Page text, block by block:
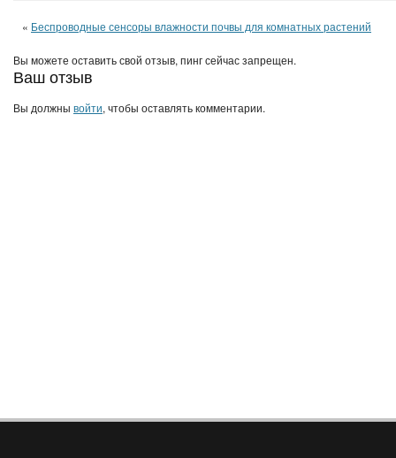
« Беспроводные сенсоры влажности почвы для комнатных растений
Вы можете оставить свой отзыв, пинг сейчас запрещен.
Ваш отзыв
Вы должны войти, чтобы оставлять комментарии.